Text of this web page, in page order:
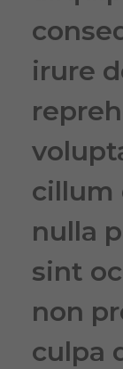
irure
cillum
nulla
sint
non
culpa